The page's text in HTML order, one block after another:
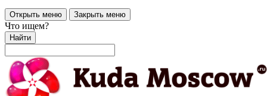
Открыть меню Закрыть меню
Что ищем?
Найти